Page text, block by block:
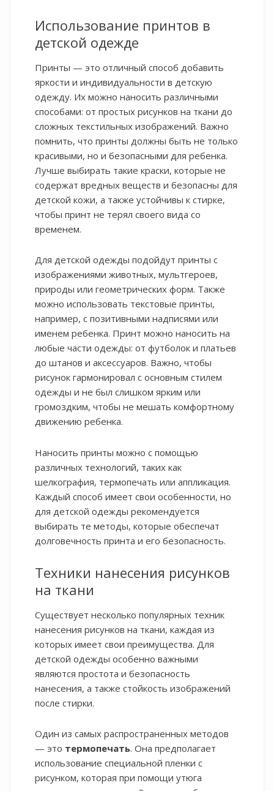
Использование принтов в
детской одежде
Принты — это отличный способ добавить
яркости и индивидуальности в детскую
одежду. Их можно наносить различными
способами: от простых рисунков на ткани до
сложных текстильных изображений. Важно
помнить, что принты должны быть не только
красивыми, но и безопасными для ребенка.
Лучше выбирать такие краски, которые не
содержат вредных веществ и безопасны для
детской кожи, а также устойчивы к стирке,
чтобы принт не терял своего вида со
временем.
Для детской одежды подойдут принты с
изображениями животных, мультгероев,
природы или геометрических форм. Также
можно использовать текстовые принты,
например, с позитивными надписями или
именем ребенка. Принт можно наносить на
любые части одежды: от футболок и платьев
до штанов и аксессуаров. Важно, чтобы
рисунок гармонировал с основным стилем
одежды и не был слишком ярким или
громоздким, чтобы не мешать комфортному
движению ребенка.
Наносить принты можно с помощью
различных технологий, таких как
шелкография, термопечать или аппликация.
Каждый способ имеет свои особенности, но
для детской одежды рекомендуется
выбирать те методы, которые обеспечат
долговечность принта и его безопасность.
Техники нанесения рисунков
на ткани
Существует несколько популярных техник
нанесения рисунков на ткани, каждая из
которых имеет свои преимущества. Для
детской одежды особенно важными
являются простота и безопасность
нанесения, а также стойкость изображений
после стирки.
Один из самых распространенных методов
— это термопечать. Она предполагает
использование специальной пленки с
рисунком, которая при помощи утюга